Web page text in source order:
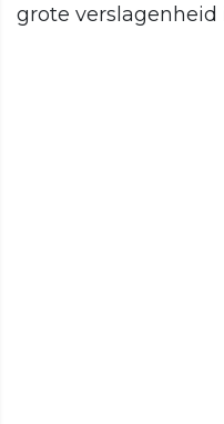
grote verslagenheid